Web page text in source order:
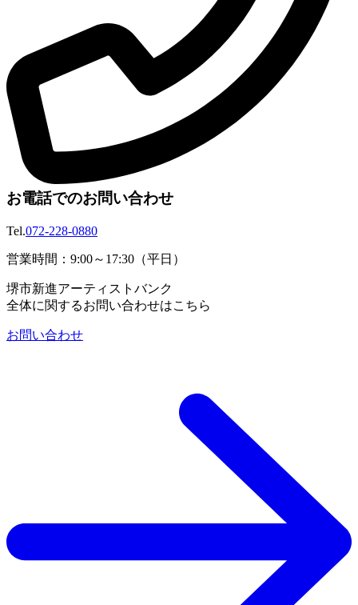
お電話でのお問い合わせ
Tel.072-228-0880
営業時間：9:00～17:30（平日）
堺市新進アーティストバンク
全体に関するお問い合わせはこちら
お問い合わせ